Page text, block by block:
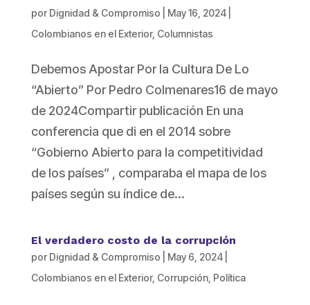
por Dignidad & Compromiso May 16, 2024|
Colombianos en el Exterior, Columnistas
Debemos Apostar Por la Cultura De Lo
“Abierto” Por Pedro Colmenares16 de mayo
de 2024Compartir publicación En una
conferencia que di en el 2014 sobre
“Gobierno Abierto para la competitividad
de los países” , comparaba el mapa de los
países según su índice de...
El verdadero costo de la corrupción
por Dignidad & Compromiso May 6, 2024|
Colombianos en el Exterior, Corrupción, Política